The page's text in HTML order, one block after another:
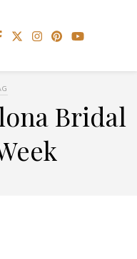
Bridal